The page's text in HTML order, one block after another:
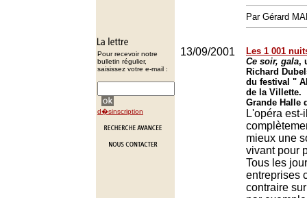
Pour recevoir notre
bulletin régulier,
saisissez votre e-mail :
d�sinscription
Par Gérard
13/09/2001
Les 1 001
Ce soir, gala,
Richard
du festival "
de la Villette.
Grande Halle
L'opéra
mieux une
vivant pour
Tous les
entreprises
contraire